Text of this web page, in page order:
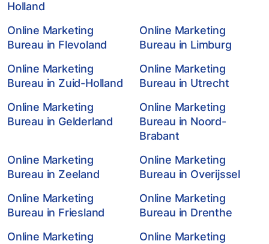
Holland
Online Marketing
Bureau in Flevoland
Online Marketing
Bureau in Limburg
Online Marketing
Bureau in Zuid-Holland
Online Marketing
Bureau in Utrecht
Online Marketing
Bureau in Gelderland
Online Marketing
Bureau in Noord-
Brabant
Online Marketing
Bureau in Zeeland
Online Marketing
Bureau in Overijssel
Online Marketing
Bureau in Friesland
Online Marketing
Bureau in Drenthe
Online Marketing
Online Marketing